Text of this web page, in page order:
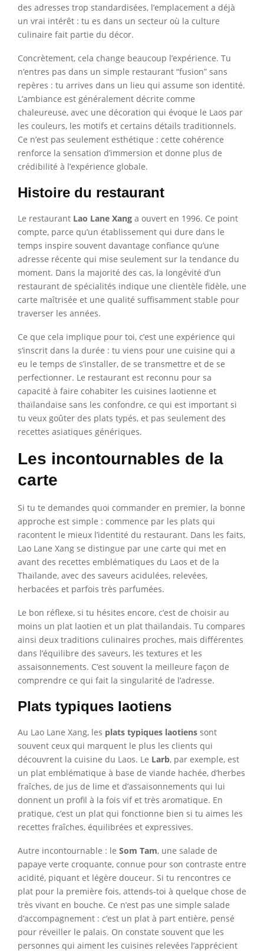
des adresses trop standardisées, l’emplacement a déjà
un vrai intérêt : tu es dans un secteur où la culture
culinaire fait partie du décor.
Concrètement, cela change beaucoup l’expérience. Tu
n’entres pas dans un simple restaurant “fusion” sans
repères : tu arrives dans un lieu qui assume son identité.
L’ambiance est généralement décrite comme
chaleureuse, avec une décoration qui évoque le Laos par
les couleurs, les motifs et certains détails traditionnels.
Ce n’est pas seulement esthétique : cette cohérence
renforce la sensation d’immersion et donne plus de
crédibilité à l’expérience globale.
Histoire du restaurant
Le restaurant Lao Lane Xang a ouvert en 1996. Ce point
compte, parce qu’un établissement qui dure dans le
temps inspire souvent davantage confiance qu’une
adresse récente qui mise seulement sur la tendance du
moment. Dans la majorité des cas, la longévité d’un
restaurant de spécialités indique une clientèle fidèle, une
carte maîtrisée et une qualité suffisamment stable pour
traverser les années.
Ce que cela implique pour toi, c’est une expérience qui
s’inscrit dans la durée : tu viens pour une cuisine qui a
eu le temps de s’installer, de se transmettre et de se
perfectionner. Le restaurant est reconnu pour sa
capacité à faire cohabiter les cuisines laotienne et
thaïlandaise sans les confondre, ce qui est important si
tu veux goûter des plats typés, et pas seulement des
recettes asiatiques génériques.
Les incontournables de la
carte
Si tu te demandes quoi commander en premier, la bonne
approche est simple : commence par les plats qui
racontent le mieux l’identité du restaurant. Dans les faits,
Lao Lane Xang se distingue par une carte qui met en
avant des recettes emblématiques du Laos et de la
Thaïlande, avec des saveurs acidulées, relevées,
herbacées et parfois très parfumées.
Le bon réflexe, si tu hésites encore, c’est de choisir au
moins un plat laotien et un plat thaïlandais. Tu compares
ainsi deux traditions culinaires proches, mais différentes
dans l’équilibre des saveurs, les textures et les
assaisonnements. C’est souvent la meilleure façon de
comprendre ce qui fait la singularité de l’adresse.
Plats typiques laotiens
Au Lao Lane Xang, les plats typiques laotiens sont
souvent ceux qui marquent le plus les clients qui
découvrent la cuisine du Laos. Le Larb, par exemple, est
un plat emblématique à base de viande hachée, d’herbes
fraîches, de jus de lime et d’assaisonnements qui lui
donnent un profil à la fois vif et très aromatique. En
pratique, c’est un plat qui fonctionne bien si tu aimes les
recettes fraîches, équilibrées et expressives.
Autre incontournable : le Som Tam, une salade de
papaye verte croquante, connue pour son contraste entre
acidité, piquant et légère douceur. Si tu rencontres ce
plat pour la première fois, attends-toi à quelque chose de
très vivant en bouche. Ce n’est pas une simple salade
d’accompagnement : c’est un plat à part entière, pensé
pour réveiller le palais. On constate souvent que les
personnes qui aiment les cuisines relevées l’apprécient